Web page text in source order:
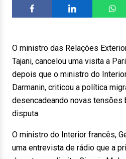
O ministro das Relações
Tajani, cancelou uma visita a
depois que o ministro do
Darmanin, criticou a política
desencadeando novas
disputa.
O ministro do Interior francês,
uma entrevista de rádio que a